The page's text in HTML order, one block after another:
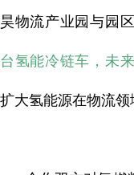
昊物流产业园与园
台氢能冷链车，未
扩大氢能源在物流领